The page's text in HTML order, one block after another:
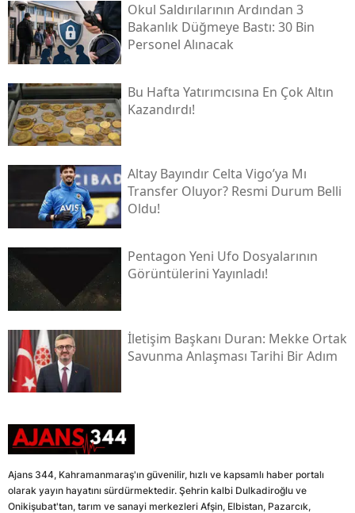
Okul Saldırılarının Ardından 3
Bakanlık Düğmeye Bastı: 30 Bin
Personel Alınacak
Bu Hafta Yatırımcısına En Çok Altın
Kazandırdı!
Altay Bayındır Celta Vigo’ya Mı
Transfer Oluyor? Resmi Durum Belli
Oldu!
Pentagon Yeni Ufo Dosyalarının
Görüntülerini Yayınladı!
İletişim Başkanı Duran: Mekke Ortak
Savunma Anlaşması Tarihi Bir Adım
Ajans 344, Kahramanmaraş'ın güvenilir, hızlı ve kapsamlı haber portalı
olarak yayın hayatını sürdürmektedir. Şehrin kalbi Dulkadiroğlu ve
Onikişubat'tan, tarım ve sanayi merkezleri Afşin, Elbistan, Pazarcık,